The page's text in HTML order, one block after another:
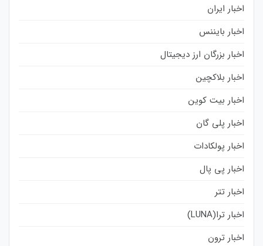
اخبار ایران
اخبار بایننس
اخبار بزرگان ارز دیجیتال
اخبار بلاکچین
اخبار بیت کوین
اخبار پلی گان
اخبار پولکادات
اخبار پی پال
اخبار تتر
اخبار ترا(LUNA)
اخبار ترون